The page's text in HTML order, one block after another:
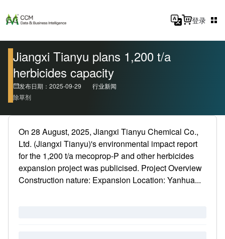
登录
Jiangxi Tianyu plans 1,200 t/a
herbicides capacity
发布日期：2025-09-29
行业新闻
除草剂
On 28 August, 2025, Jiangxi Tianyu Chemical Co.,
Ltd. (Jiangxi Tianyu)'s environmental impact report
for the 1,200 t/a mecoprop-P and other herbicides
expansion project was publicised. Project Overview
Construction nature: Expansion Location: Yanhua...